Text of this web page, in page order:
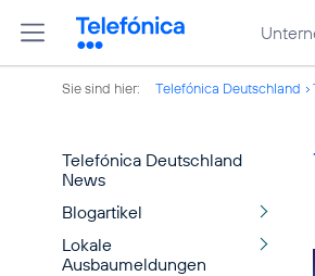
Sie sind hier: Telefónica Deutschland
Telefónica Deutschland
News
Blogartikel
Lokale
Ausbaumeldungen